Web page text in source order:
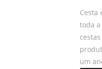
Cesta
toda
um